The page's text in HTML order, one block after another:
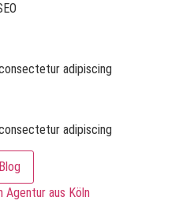
adipiscing
adipiscing